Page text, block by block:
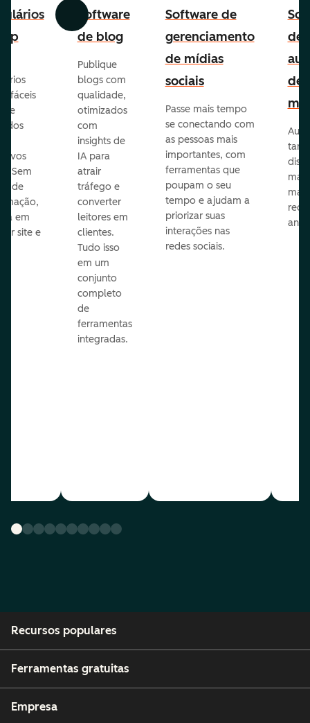
Anterior Avançar
fáceis
e
Sem
de
em
site e
Software
de blog
Publique
blogs com
qualidade,
otimizados
com
insights de
IA para
atrair
tráfego e
converter
leitores em
clientes.
Tudo isso
em um
conjunto
completo
de
ferramentas
integradas.
Software de
gerenciamento
de mídias
sociais
Passe mais tempo
se conectando com
as pessoas mais
importantes, com
ferramentas que
poupam o seu
tempo e ajudam a
priorizar suas
interações nas
redes sociais.
de
de
mail
Recursos populares
Ferramentas gratuitas
Empresa